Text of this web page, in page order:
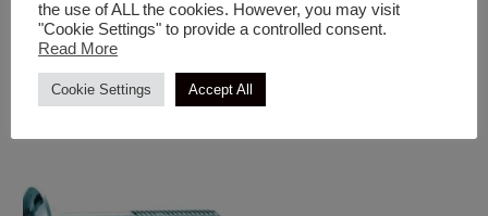
Βίδες - Ροδέλες - Στριφώνια
Κρίκος Με Στριφώνι Πριστίνια Αλουμινίου
the use of ALL the cookies. However, you may visit
"Cookie Settings" to provide a controlled consent.
Read More
Cookie Settings Accept All